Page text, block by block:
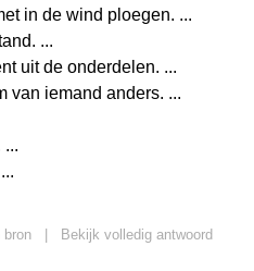
in de wind ploegen. ...
...
uit de onderdelen. ...
van iemand anders. ...
...
bron
Bekijk volledig antwoord